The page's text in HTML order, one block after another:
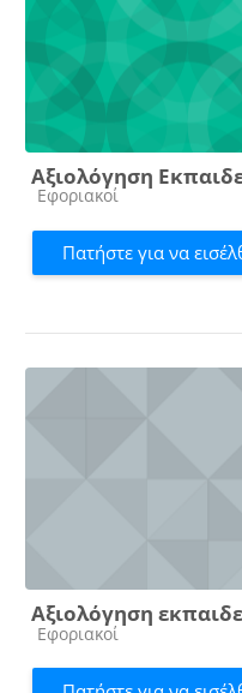
Αξιολόγηση
Κατηγορία μαθήματος
Εφοριακοί
Πατήστε για να
Αξιολόγηση
Κατηγορία μαθήματος
Εφοριακοί